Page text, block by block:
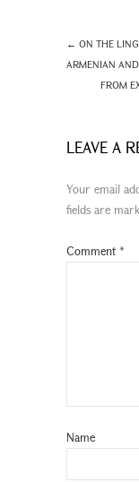
← ON THE
ARMENIAN
FROM
LEAVE A
Your email
fields are
Comment *
Name